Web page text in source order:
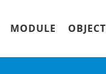
MODULE OBJECT